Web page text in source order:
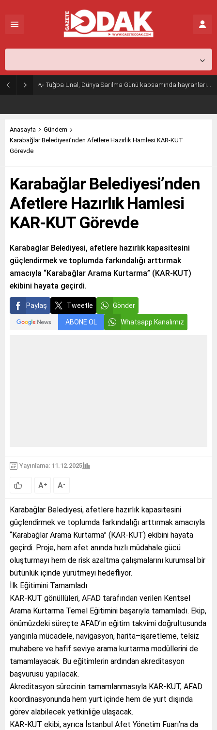
Tuğba Ünal, Dünya Sarılma Günü kapsamında hayranlarıyla buluştu
Anasayfa
Gündem
Karabağlar Belediyesi’nden Afetlere Hazırlık Hamlesi KAR-KUT
Görevde
Karabağlar Belediyesi’nden
Afetlere Hazırlık Hamlesi
KAR-KUT Görevde
Karabağlar Belediyesi, afetlere hazırlık kapasitesini
güçlendirmek ve toplumda farkındalığı arttırmak
amacıyla “Karabağlar Arama Kurtarma” (KAR-KUT)
ekibini hayata geçirdi.
Paylaş Tweetle Gönder
ABONE OL Whatsapp Kanalımız
Yayınlama: 11.12.2025
A+ A-
Karabağlar Belediyesi, afetlere hazırlık kapasitesini
güçlendirmek ve toplumda farkındalığı arttırmak amacıyla
“Karabağlar Arama Kurtarma” (KAR-KUT) ekibini hayata
geçirdi. Proje, hem afet anında hızlı müdahale gücü
oluşturmayı hem de risk azaltma çalışmalarını kurumsal bir
bütünlük içinde yürütmeyi hedefliyor.
İlk Eğitimini Tamamladı
KAR-KUT gönüllüleri, AFAD tarafından verilen Kentsel
Arama Kurtarma Temel Eğitimini başarıyla tamamladı. Ekip,
önümüzdeki süreçte AFAD’ın eğitim takvimi doğrultusunda
yangınla mücadele, navigasyon, harita–işaretleme, telsiz
muhabere ve hafif seviye arama kurtarma modüllerini de
tamamlayacak. Bu eğitimlerin ardından akreditasyon
başvurusu yapılacak.
Akreditasyon sürecinin tamamlanmasıyla KAR-KUT, AFAD
koordinasyonunda hem yurt içinde hem de yurt dışında
görev alabilecek yetkinliğe ulaşacak.
KAR-KUT ekibi, ayrıca İstanbul Afet Yönetim Fuarı’na da